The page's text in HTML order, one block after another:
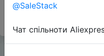
Больше скидок в
@SaleStack
Чат спільноти